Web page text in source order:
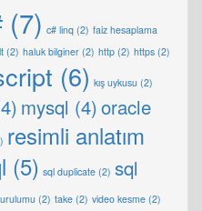
(7) c# linq (2) faiz hesaplama
(2) haluk bilginer (2) http (2) https (2)
(6) kış uykusu (2)
mysql (4)oracle
resimli anlatım
(5) sql duplicate (2) sql
(2) take (2) video kesme (2)